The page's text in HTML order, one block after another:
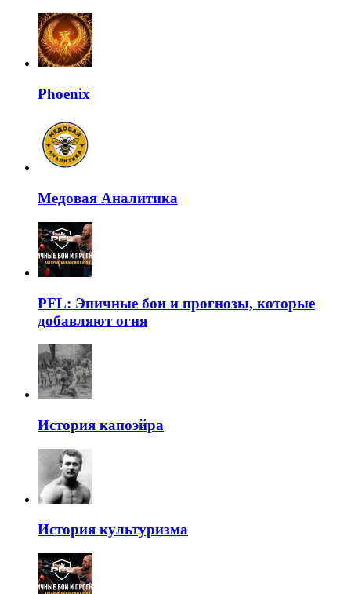
Phoenix
Медовая Аналитика
PFL: Эпичные бои и прогнозы, которые
добавляют огня
История капоэйра
История культуризма